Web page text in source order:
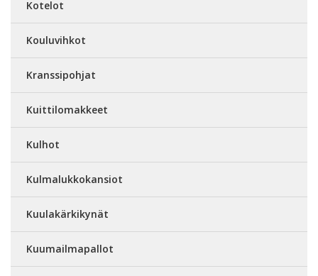
Kotelot
Kouluvihkot
Kranssipohjat
Kuittilomakkeet
Kulhot
Kulmalukkokansiot
Kuulakärkikynät
Kuumailmapallot